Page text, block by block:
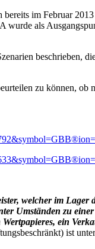
im Februar
als
beschrieben,
zu können,
welcher im
Umständen zu
ein
ist